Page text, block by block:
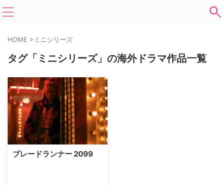
HOME > ミニシリーズ
タグ「ミニシリーズ」の海外ドラマ作品一覧
ブレードランナー 2099